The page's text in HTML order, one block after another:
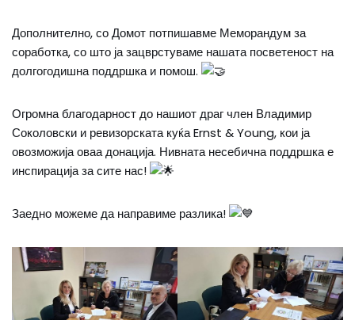
Дополнително, со Домот потпишавме Меморандум за
соработка, со што ја зацврстуваме нашата посветеност на
долгогодишна поддршка и помош.
Огромна благодарност до нашиот драг член Владимир
Соколовски и ревизорската куќа Ernst & Young, кои ја
овозможија оваа донација. Нивната несебична поддршка е
инспирација за сите нас!
Заедно можеме да направиме разлика!